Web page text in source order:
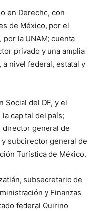
en Derecho, con
de México, por el
por la UNAM; cuenta
privado y una amplia
nivel federal, estatal y
Social del DF, y el
capital del país;
director general de
subdirector general de
Turística de México.
subsecretario de
y Finanzas
federal Quirino